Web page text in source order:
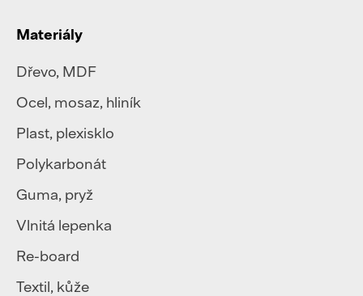
Materiály
Dřevo, MDF
Ocel, mosaz, hliník
Plast, plexisklo
Polykarbonát
Guma, pryž
Vlnitá lepenka
Re-board
Textil, kůže